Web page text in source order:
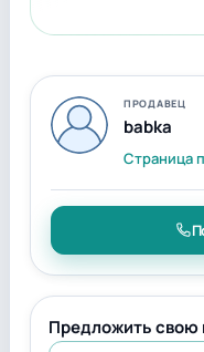
ПРОДАВЕЦ
babka
Страница
Предложить свою